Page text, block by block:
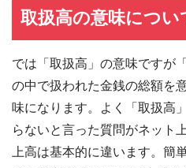
取扱高の意味につい
では「取扱高」の意味ですが
の中で扱われた金銭の総額を
味になります。よく「取扱高
らないと言った質問がネット
上高は基本的に違います。簡